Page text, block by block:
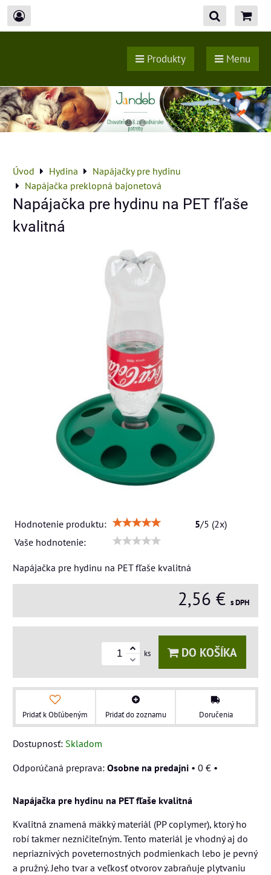
Produkty Menu
Úvod Hydina
Napájačky pre hydinu
Napájačka preklopná bajonetová
Napájačka pre hydinu na PET fľaše
kvalitná
Hodnotenie produktu: 5/5 (2x)
Vaše hodnotenie:
Napájačka pre hydinu na PET fľaše kvalitná
2,56 € s DPH
ks DO KOŠÍKA
Pridať k Obľúbeným Pridať do zoznamu Doručenia
Dostupnosť: Skladom
Osobne na predajni • 0 € •
Napájačka pre hydinu na PET fľaše kvalitná
Kvalitná znamená mäkký materiál (PP coplymer), ktorý ho
robí takmer nezničiteľným. Tento materiál je vhodný aj do
nepriaznivých poveternostných podmienkach lebo je pevný
a pružný. Jeho tvar a veľkosť otvorov zabraňuje plytvaniu